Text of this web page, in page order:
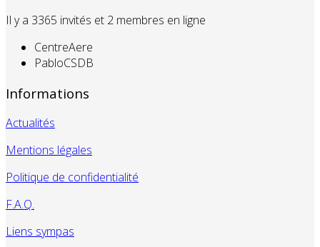
Il y a 3365 invités et 2 membres en ligne
CentreAere
PabloCSDB
Informations
Actualités
Mentions légales
Politique de confidentialité
F.A.Q.
Liens sympas